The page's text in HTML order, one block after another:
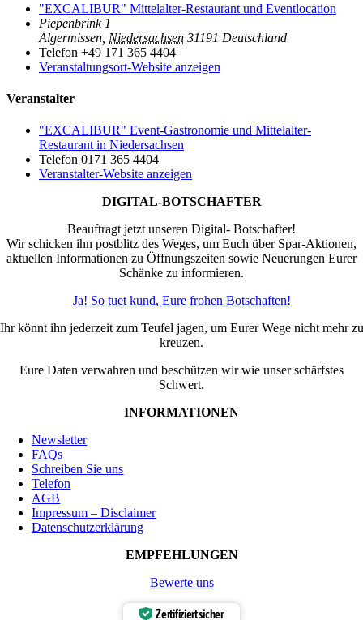
"EXCALIBUR" Mittelalter-Restaurant und Eventlocation
Piepenbrink 1
Algermissen Niedersachsen 31191 Deutschland
Telefon +49 171 365 4404
Veranstaltungsort-Website anzeigen
Veranstalter
"EXCALIBUR" Event-Gastronomie und Mittelalter-
Restaurant in Niedersachsen
Telefon 0171 365 4404
Veranstalter-Website anzeigen
DIGITAL-BOTSCHAFTER
Beauftragt jetzt unseren Digital- Botschafter!
Wir schicken ihn postblitz des Weges, um Euch über Spar-Aktionen,
aktuellen Informationen zu Öffnungszeiten sowie Neuerungen Eurer
Schänke zu informieren.
Ja! So tuet kund, Eure frohen Botschaften!
Ihr könnt ihn jederzeit zum Teufel jagen, um Eurer Wege nicht mehr zu
kreuzen.
Eure Daten verwahren und beschützen wir wie unser schärfstes
Schwert.
INFORMATIONEN
Newsletter
FAQs
Schreiben Sie uns
Telefon
AGB
Impressum – Disclaimer
Datenschutzerklärung
EMPFEHLUNGEN
Bewerte uns
Zertifiziert sicher